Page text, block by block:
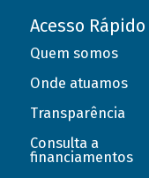
Acesso Rápido
Quem somos
Onde atuamos
Transparência
Consulta a
financiamentos